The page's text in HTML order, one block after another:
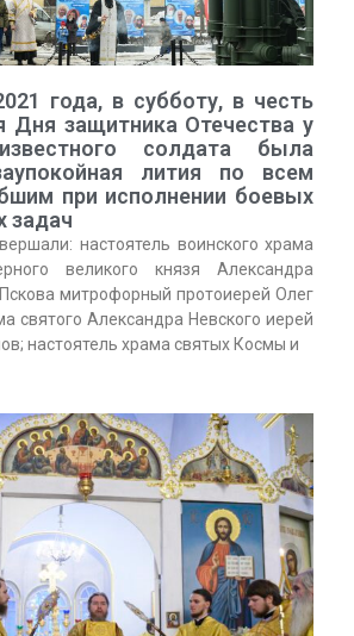
года, в субботу, в честь
Дня защитника Отечества у
солдата была
лития по всем
при исполнении боевых
задач
настоятель воинского храма
великого князя Александра
митрофорный протоиерей Олег
святого Александра Невского иерей
настоятель храма святых Космы и